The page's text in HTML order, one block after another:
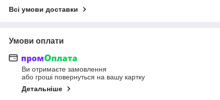
Всі умови доставки
Умови оплати
Ви отримаєте замовлення
або гроші повернуться на вашу картку
Детальніше